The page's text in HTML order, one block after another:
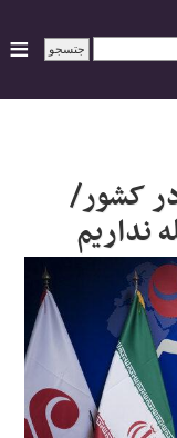
در کشور/
نداریم